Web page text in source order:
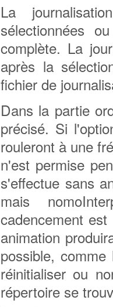
La
sélectionnées
complète. La
après la
fichier de
Dans la partie
précisé. Si
rouleront à une
n'est permise
s'effectue sans
mais
cadencement
animation
possible,
réinitialiser ou
répertoire se